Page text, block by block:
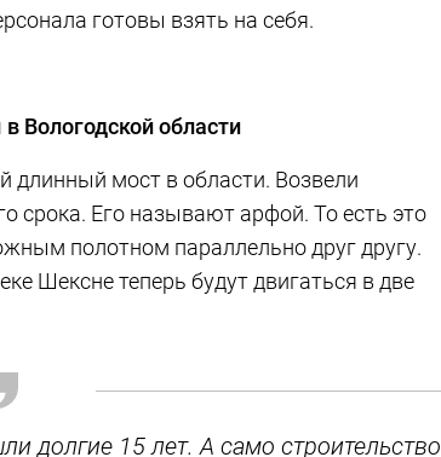
готовы взять на себя.
Вологодской области
длинный мост в области. Возвели
срока. Его называют арфой. То есть это
полотном параллельно друг другу.
Шексне теперь будут двигаться в две
долгие 15 лет. А само строительство